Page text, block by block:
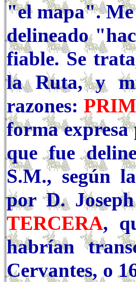
"el mapa". Me
delineado
fiable. Se
la Ruta, y
razones:
forma
que fue
S.M., según
por D.
TERCERA,
habrían
Cervantes, o